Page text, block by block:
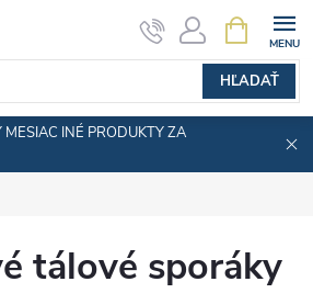
HĽADAŤ
KOŠÍK
INÉ PRODUKTY ZA
tálové sporáky